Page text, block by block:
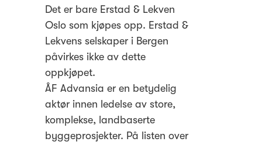
Det er bare Erstad & Lekven
Oslo som kjøpes opp. Erstad &
Lekvens selskaper i Bergen
påvirkes ikke av dette
oppkjøpet.
ÅF Advansia er en betydelig
aktør innen ledelse av store,
komplekse, landbaserte
byggeprosjekter. På listen over